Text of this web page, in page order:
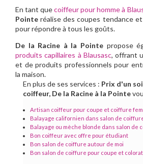
En tant quecoiffeur pour homme à
Pointe réalise des coupes tendance
pour répondre à tous les goûts.
De la Racine à la Pointe propose
produits capillaires à Blausasc, offrant
et de produits professionnels pour
la maison.
En plus de ses services : Prix d'un
coiffeur, De la Racine à la Pointe
Artisan coiffeur pour coupe et coiffure
Balayage californien dans salon de
Balayage ou mèche blonde dans salon de
Bon coiffeur avec offre pour étudiant
Bon salon de coiffure autour de moi
Bon salon de coiffure pour coupe et